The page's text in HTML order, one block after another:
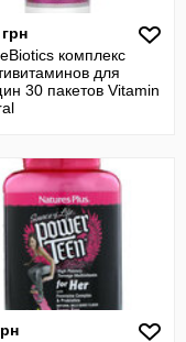
комплекс
для
30 пакетов Vitamin